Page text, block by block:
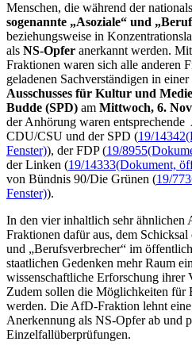
Menschen, die während der
sogenannte „Asoziale“ und
beziehungsweise in
als NS-Opfer anerkannt werden.
Fraktionen waren sich alle anderen
geladenen Sachverständigen in
Ausschusses für Kultur und
Budde (SPD) am Mittwoch, 6.
der Anhörung waren
CDU/CSU und der SPD (19/14342
Fenster)), der FDP (19/8955
der Linken (19/14333(Dokument,
von Bündnis 90/Die Grünen (19/
Fenster)).
In den vier inhaltlich sehr ähnlichen
Fraktionen dafür aus, dem
und „Berufsverbrecher“ im
staatlichen Gedenken mehr Raum
wissenschaftliche Erforschung ihrer
Zudem sollen die Möglichkeiten für
werden. Die AfD-Fraktion lehnt
Anerkennung als NS-Opfer ab und
Einzelfallüberprüfungen.